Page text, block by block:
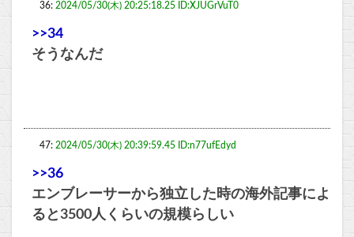
36: 2024/05/30(木) 20:25:18.25 ID:XJUGrVuT0
>>34
そうなんだ
47: 2024/05/30(木) 20:39:59.45 ID:n77ufEdyd
>>36
エンブレーサーから独立した時の海外記事によ
ると3500人くらいの規模らしい